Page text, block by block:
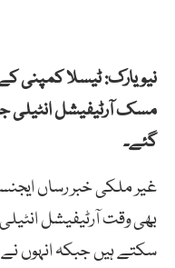
نیویارک: ٹیسلا کمپنی کے
مسک آرٹیفیشل انٹیلی
گئے۔
غیر ملکی خبر رساں
بھی وقت آرٹیفیشل